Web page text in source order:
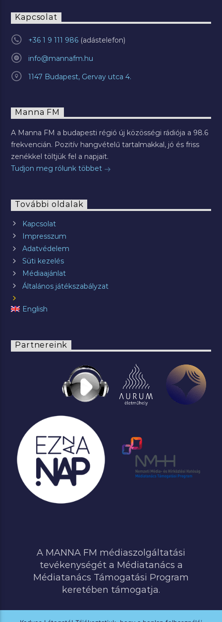
Kapcsolat
+36 1 9 111 986
info@mannafm.hu
1147 Budapest, Gervay utca 4.
Manna FM
A Manna FM a budapesti régió új közösségi rádiója a 98.6
frekvencián. Pozitív hangvételű tartalmakkal, jó és friss
zenékkel töltjük fel a napjait.
Tudjon meg rólunk többet
További oldalak
Kapcsolat
Impresszum
Adatvédelem
Süti kezelés
Médiaajánlat
Általános játékszabályzat
English
Partnereink
A MANNA FM médiaszolgáltatási
tevékenységét a Médiatanács a
Médiatanács Támogatási Program
keretében támogatja.